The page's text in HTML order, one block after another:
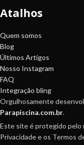
Atalhos
Quem somos
Blog
Últimos Artigos
Nosso Instagram
FAQ
Integração bling
Orgulhosamente
Parapiscina.com.br.
Este site é protegido pelo
Privacidade e os Termos